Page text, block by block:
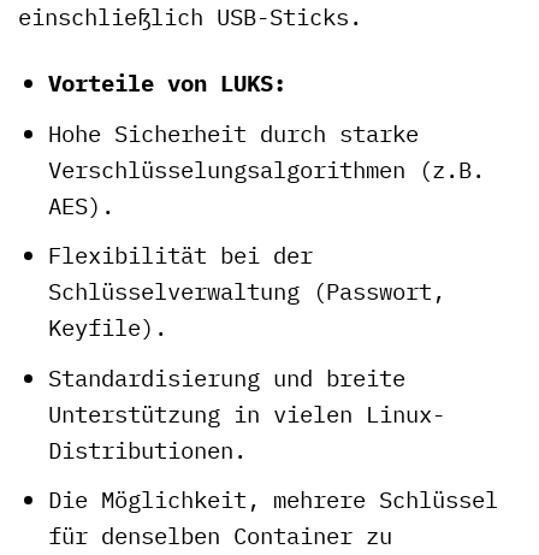
einschließlich USB-Sticks.
Vorteile von LUKS:
Hohe Sicherheit durch starke
Verschlüsselungsalgorithmen (z.B.
AES).
Flexibilität bei der
Schlüsselverwaltung (Passwort,
Keyfile).
Standardisierung und breite
Unterstützung in vielen Linux-
Distributionen.
Die Möglichkeit, mehrere Schlüssel
für denselben Container zu